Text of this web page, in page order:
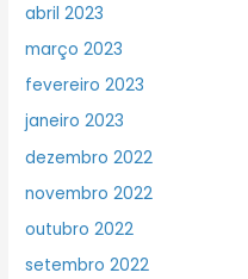
abril 2023
março 2023
fevereiro 2023
janeiro 2023
dezembro 2022
novembro 2022
outubro 2022
setembro 2022